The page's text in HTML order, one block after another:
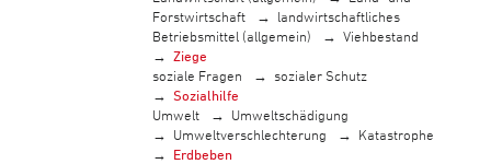
Forstwirtschaft
landwirtschaftliches
Betriebsmittel (allgemein)
Viehbestand
Ziege
soziale Fragen
sozialer Schutz
Sozialhilfe
Umwelt
Umweltschädigung
Umweltverschlechterung
Katastrophe
Erdbeben